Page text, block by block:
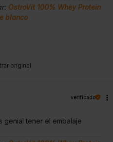
original
OstroVit 100% Whey Protein
blanco
verificado
genial tener el embalaje